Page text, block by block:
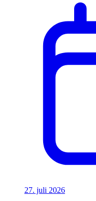
27. juli 2026